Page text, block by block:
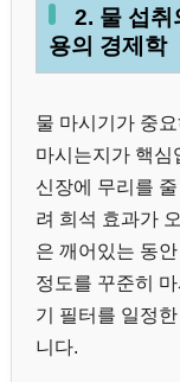
2. 물 섭
용의 경제학
물 마시기가 중
마시는지가 핵심
신장에 무리를
려 희석 효과가
은 깨어있는 동
정도를 꾸준히
기 필터를 일정
니다.